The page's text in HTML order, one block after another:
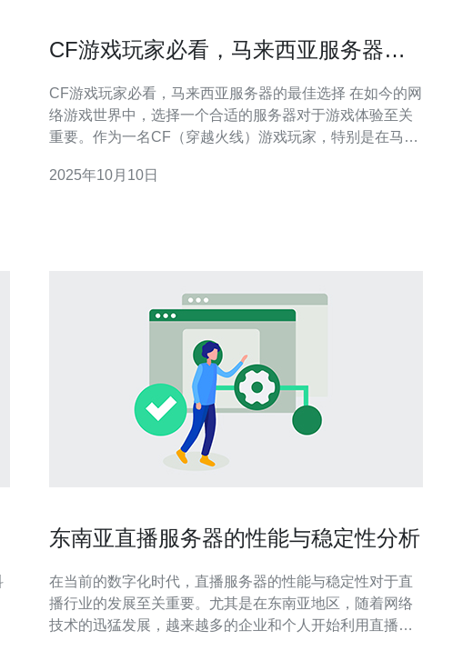
CF游戏玩家必看，马来西亚服务器的
CF游戏玩家必看，马来西亚服务器的最佳选择 在如今的网
络游戏世界中，选择一个合适的服务器对于游戏体验至关
重要。作为一名CF（穿越火线）游戏玩家，特别是在马来
和稳定性。以下是你必须知道的三大要点： 1. 低延迟：选
2025年10月10日
东南亚直播服务器的性能与稳定性分析
在当前的数字化时代，直播服务器的性能与稳定性对于直
播行业的发展至关重要。尤其是在东南亚地区，随着网络
技术的迅猛发展，越来越多的企业和个人开始利用直播平